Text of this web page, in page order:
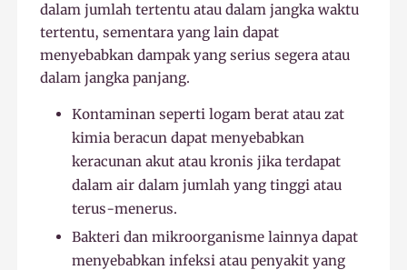
dalam jumlah tertentu atau dalam jangka waktu
tertentu, sementara yang lain dapat
menyebabkan dampak yang serius segera atau
dalam jangka panjang.
Kontaminan seperti logam berat atau zat
kimia beracun dapat menyebabkan
keracunan akut atau kronis jika terdapat
dalam air dalam jumlah yang tinggi atau
terus-menerus.
Bakteri dan mikroorganisme lainnya dapat
menyebabkan infeksi atau penyakit yang